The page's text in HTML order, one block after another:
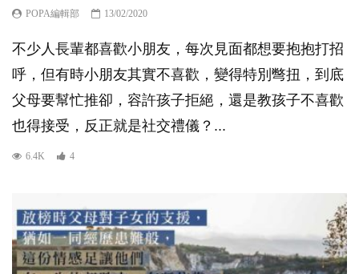
POPA編輯部 13/02/2020
不少人長輩都喜歡小朋友，每次見面都想要抱抱打招
呼，但有時小朋友其實不喜歡，變得特別彆扭，到底
父母要幫忙推卻，容許孩子拒絕，還是教孩子不喜歡
也得接受，反正就是社交禮儀？...
6.4K 4